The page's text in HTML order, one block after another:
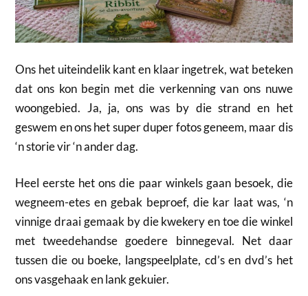
Ons het uiteindelik kant en klaar ingetrek, wat beteken
dat ons kon begin met die verkenning van ons nuwe
woongebied. Ja, ja, ons was by die strand en het
geswem en ons het super duper fotos geneem, maar dis
‘n storie vir ‘n ander dag.
Heel eerste het ons die paar winkels gaan besoek, die
wegneem-etes en gebak beproef, die kar laat was, ‘n
vinnige draai gemaak by die kwekery en toe die winkel
met tweedehandse goedere binnegeval. Net daar
tussen die ou boeke, langspeelplate, cd’s en dvd’s het
ons vasgehaak en lank gekuier.